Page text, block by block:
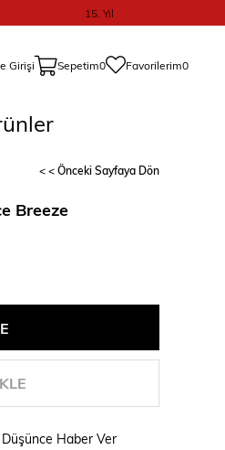
15. Yıl
Girişi Sepetim0 Favorilerim0
< < Önceki Sayfaya Dön
Breeze
Haber Ver